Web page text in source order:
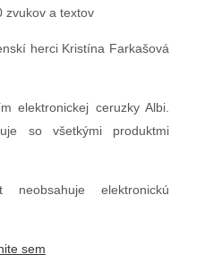
zvukov a textov
herci Kristína Farkašová
elektronickej ceruzky Albi.
so všetkými produktmi
neobsahuje elektronickú
sem